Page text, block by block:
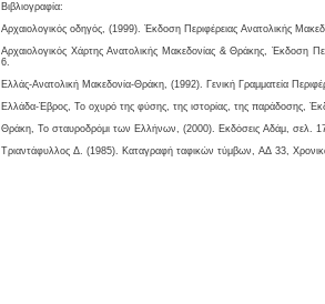
Βιβλιογραφία:
Αρχαιολογικός οδηγός, (1999). Έκδοση Περιφέρειας Ανατολικής
Αρχαιολογικός Χάρτης Ανατολικής Μακεδονίας & Θράκης, Έκδοση
6.
Ελλάς-Ανατολική Μακεδονία-Θράκη, (1992). Γενική Γραμματεία
Ελλάδα-Έβρος, Το οχυρό της φύσης, της ιστορίας, της παράδοσης,
Θράκη, Το σταυροδρόμι των Ελλήνων, (2000). Εκδόσεις Αδάμ, σελ.
Τριαντάφυλλος Δ. (1985). Καταγραφή ταφικών τύμβων, AΔ 33,